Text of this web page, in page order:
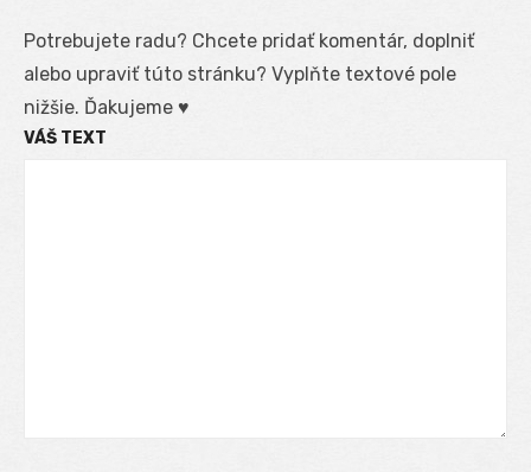
Potrebujete radu? Chcete pridať komentár, doplniť
alebo upraviť túto stránku? Vyplňte textové pole
nižšie. Ďakujeme ♥
VÁŠ TEXT